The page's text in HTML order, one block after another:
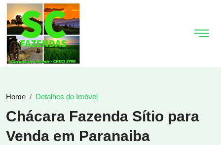
Home Detalhes do Imóvel
Chácara Fazenda Sítio para
Venda em Paranaiba